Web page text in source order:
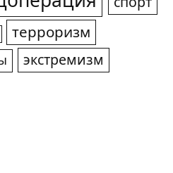
терроризм
экстремизм